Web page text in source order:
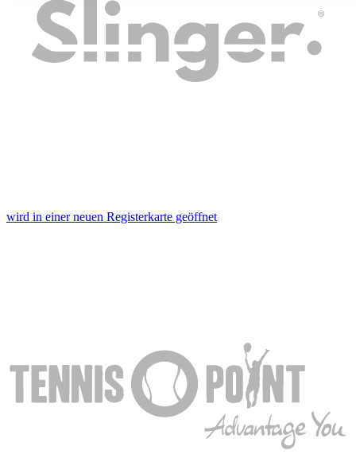
ihnen bereitgestellt haben oder die sie im Rahmen Ihrer
gesammelt haben. DieCookie-Einstellungen
können
Footer aufgerufen und angepasst werden.
wird in einer neuen Registerkarte geöffnet